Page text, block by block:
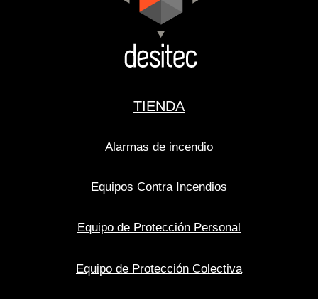
TIENDA
Alarmas de incendio
Equipos Contra Incendios
Equipo de Protección Personal
Equipo de Protección Colectiva